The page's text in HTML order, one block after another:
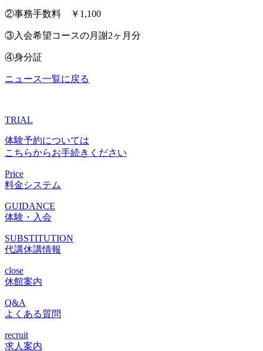
②事務手数料 ￥1,100
③入会希望コースの月謝2ヶ月分
④身分証
ニュース一覧に戻る
TRIAL
体験予約については
こちらからお手続きください
Price
料金システム
GUIDANCE
体験・入会
SUBSTITUTION
代講休講情報
close
休館案内
Q&A
よくある質問
recruit
求人案内